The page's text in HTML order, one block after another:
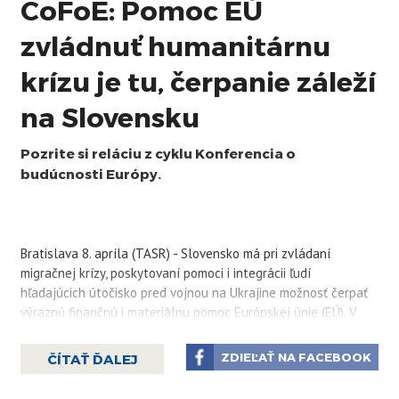
CoFoE: Pomoc EÚ
zvládnuť humanitárnu
krízu je tu, čerpanie záleží
na Slovensku
Pozrite si reláciu z cyklu Konferencia o
budúcnosti Európy.
Bratislava 8. apríla (TASR) - Slovensko má pri zvládaní
migračnej krízy, poskytovaní pomoci i integrácii ľudí
hľadajúcich útočisko pred vojnou na Ukrajine možnosť čerpať
výraznú finančnú i materiálnu pomoc Európskej únie (EÚ). V
platforme Konferencie o budúcnosti Európy, to zdôraznila
slovenská poslankyňa Európskeho parlamentu (EP) Miriam
ČÍTAŤ ĎALEJ ZDIEĽAŤ NA FACEBOOK